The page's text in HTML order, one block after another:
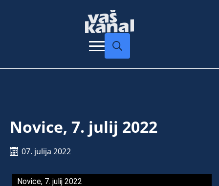
Novice, 7. julij 2022
07. julija 2022
Novice, 7. julij 2022